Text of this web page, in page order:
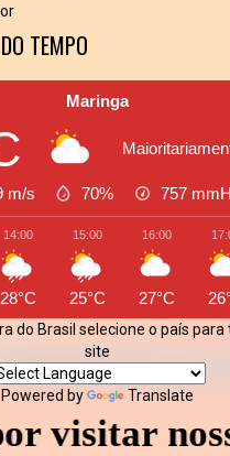
TEMPO
Maringa
m/s 70% 757
14:00
28°C
15:00
25°C
16:00
27°C
do Brasil selecione o país para
site
Powered by Translate
nosso site